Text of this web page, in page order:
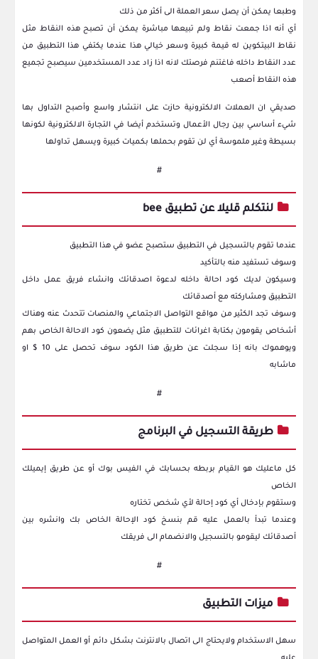
وطبعا يمكن أن يصل سعر العملة الى أكثر من ذلك
أي أنه اذا جمعت نقاط ولم تبيعها مباشرة يمكن أن تصبح هذه النقاط مثل
نقاط البيتكوين له قيمة كبيرة وسعر خيالي هذا عندما يكتفي هذا التطبيق من
عدد النقاط داخله فاغتنم فرصتك لانه اذا زاد عدد المستخدمين سيصبح تجميع
هذه النقاط أصعب
صديقي ان العملات الالكترونية حازت على انتشار واسع وأصبح التداول بها
شيء أساسي بين رجال الأعمال وتستخدم أيضا في التجارة الالكترونية لكونها
بسيطة وغير ملموسة أي لن تقوم بحملها بكميات كبيرة ويسهل تداولها
#
لنتكلم قليلا عن تطبيق bee
عندما تقوم بالتسجيل في التطبيق ستصبح عضو في هذا التطبيق
وسوف تستفيد منه بالتأكيد
وسيكون لديك كود احالة داخله لدعوة اصدقائك وانشاء فريق عمل داخل
التطبيق ومشاركته مع أصدقائك
وسوف تجد الكثير من مواقع التواصل الاجتماعي والمنصات تتحدث عنه وهناك
أشخاص يقومون بكتابة اغرائات للتطبيق مثل يضعون كود الاحالة الخاص بهم
ويوهموك بانه إذا سجلت عن طريق هذا الكود سوف تحصل على 10 $ او
ماشابه
#
طريقة التسجيل في البرنامج
كل ماعليك هو القيام بربطه بحسابك في الفيس بوك أو عن طريق إيميلك
الخاص
وستقوم بإدخال أي كود إحالة لأي شخص تختاره
وعندما تبدأ بالعمل عليه قم بنسخ كود الإحالة الخاص بك وانشره بين
أصدقائك ليقومو بالتسجيل والانضمام الى فريقك
#
ميزات التطبيق
سهل الاستخدام ولايحتاج الى اتصال بالانترنت بشكل دائم أو العمل المتواصل